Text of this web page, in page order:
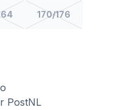
170/176
PostNL